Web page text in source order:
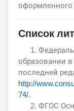
оформленного
Список
1.
образовании в
последней
http://
74/.
2. ФГОС